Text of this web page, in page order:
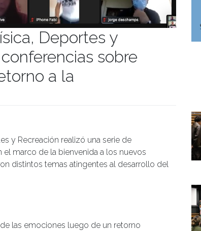
Deportes y
sobre
a la
y Recreación realizó una serie de
el marco de la bienvenida a los nuevos
distintos temas atingentes al desarrollo del
las emociones luego de un retorno